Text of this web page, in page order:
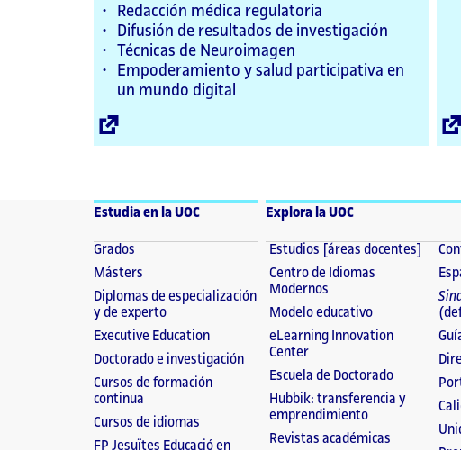
Redacción médica regulatoria
Difusión de resultados de investigación
Técnicas de Neuroimagen
Empoderamiento y salud participativa en
un mundo digital
Enllaç
Estudia en la UOC
Grados
Másters
Diplomas de especialización
y de experto
Executive Education
Doctorado e investigación
Cursos de formación
continua
Cursos de idiomas
FP Jesuïtes Educació en
Explora la UOC
Estudios [áreas docentes]
Centro de Idiomas
Modernos
Modelo educativo
eLearning Innovation
Center
Escuela de Doctorado
Hubbik: transferencia y
emprendimiento
Revistas académicas